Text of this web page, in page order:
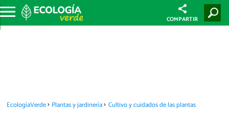
COMPARTIR
EcologíaVerde Plantas y jardinería Cultivo y cuidados de las plantas